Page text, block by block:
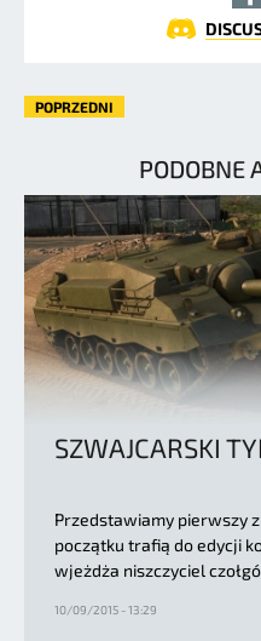
POPRZEDNI
PODOBNE
SZWAJCARSKI
Przedstawiamy pierwszy
początku trafią do edycji
wjeżdża niszczyciel
10/09/2015 - 13:29